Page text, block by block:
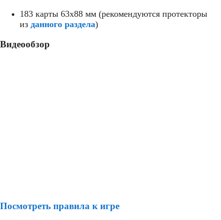
183 карты 63x88 мм (рекомендуются протекторы
из данного раздела)
Видеообзор
Посмотреть правила к игре